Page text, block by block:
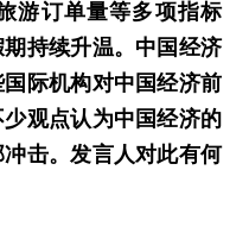
游订单量等多项指标
持续升温。中国经济
际机构对中国经济前
观点认为中国经济的
击。发言人对此有何